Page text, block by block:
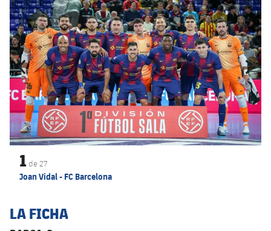
Fotos
VALORANT Game Changers
eFootball
1 de 27
Joan Vidal - FC Barcelona
LA FICHA